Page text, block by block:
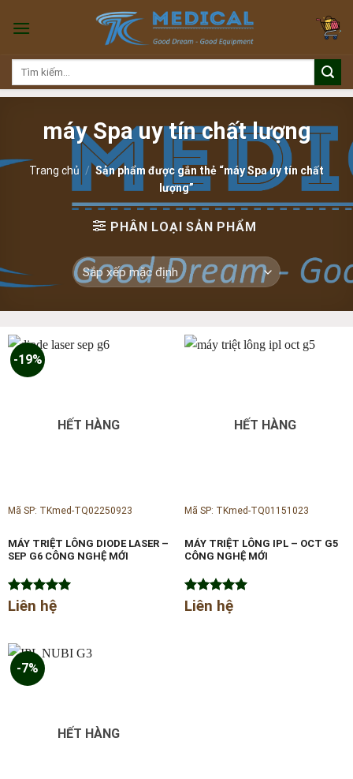
Tìm
máy Spa uy tín chất lượng
Trang chủ / Sản phẩm được gắn thẻ “máy Spa uy tín chất
lượng”
PHÂN LOẠI SẢN PHẨM
-19%
HẾT HÀNG
Mã SP: TKmed-TQ02250923
MÁY TRIỆT LÔNG DIODE LASER –
SEP G6 CÔNG NGHỆ MỚI
Được xếp
5.00
Liên hệ
HẾT HÀNG
Mã SP: TKmed-TQ01151023
MÁY TRIỆT LÔNG IPL – OCT G5
CÔNG NGHỆ MỚI
Được xếp
5.00
Liên hệ
-7%
HẾT HÀNG